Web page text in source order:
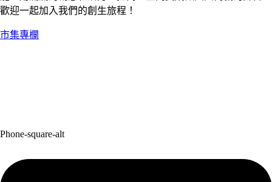
歡迎一起加入我們的創生旅程！
市集專欄
Phone-square-alt